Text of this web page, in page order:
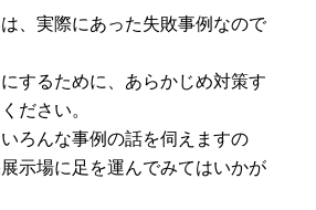
、実際にあった失敗事例なので
するために、あらかじめ対策す
ださい。
ろんな事例の話を伺えますの
示場に足を運んでみてはいかが